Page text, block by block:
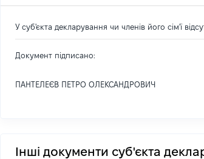
У суб'єкта декларування чи членів його сім'ї
Документ підписано:
ПАНТЕЛЕЄВ ПЕТРО ОЛЕКСАНДРОВИЧ
Інші документи суб'єкта